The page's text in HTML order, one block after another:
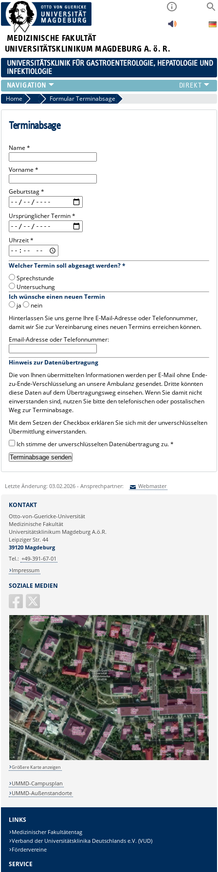
MEDIZINISCHE FAKULTÄT
UNIVERSITÄTSKLINIKUM MAGDEBURG A. ö. R.
UNIVERSITÄTSKLINIK FÜR GASTROENTEROLOGIE, HEPATOLOGIE UND
INFEKTIOLOGIE
TEAM
KLINIK
ZUWEISER
FORSCHUNG
Home Marginalboxen
Formular Terminabsage
Terminabsage
Name *
Vorname *
Geburtstag *
Ursprünglicher Termin *
Uhrzeit *
Welcher Termin soll abgesagt werden? *
Sprechstunde
Untersuchung
Ich wünsche einen neuen Termin
ja
nein
Hinterlassen Sie uns gerne Ihre E-Mail-Adresse oder Telefonnummer,
damit wir Sie zur Vereinbarung eines neuen Termins erreichen können.
Email-Adresse oder Telefonnummer:
Hinweis zur Datenübertragung
Die von Ihnen übermittelten Informationen werden per E-Mail ohne Ende-
zu-Ende-Verschlüsselung an unsere Ambulanz gesendet. Dritte könnten
diese Daten auf dem Übertragungsweg einsehen. Wenn Sie damit nicht
einverstanden sind, nutzen Sie bitte den telefonischen oder postalischen
Weg zur Terminabsage.
Mit dem Setzen der Checkbox erklären Sie sich mit der unverschlüsselten
Übermittlung einverstanden.
Ich stimme der unverschlüsselten Datenübertragung zu. *
Letzte Änderung: 03.02.2026 - Ansprechpartner: Webmaster
Ihre E-Mailadresse:
Ihr Anliegen:
Sicherheitsabfrage:
Lösung:
SOZIALE MEDIEN
KONTAKT
Otto-von-Guericke-Universität
Medizinische Fakultät
Universitätsklinikum Magdeburg A.ö.R.
Leipziger Str. 44
39120 Magdeburg
Tel.: +49-391-67-01
Impressum
Größere Karte anzeigen
UMMD-Campusplan
UMMD-Außenstandorte
LINKS
Medizinischer Fakultätentag
Verband der Universitätsklinika Deutschlands e.V. (VUD)
Fördervereine
SERVICE